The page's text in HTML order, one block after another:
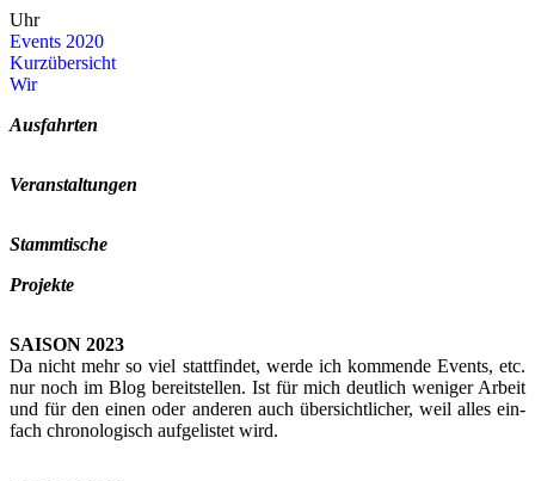
Uhr
Events 2020
Kurz­über­sicht
Wir
Aus­fahr­ten
Ver­an­stal­tun­gen
Stamm­ti­sche
Pro­jek­te
SAI­SON 2023
Da nicht mehr so viel statt­fin­det, werde ich kom­men­de Events, etc.
nur noch im Blog be­reit­stel­len. Ist für mich deut­lich we­ni­ger Ar­beit
und für den einen oder an­de­ren auch über­sicht­li­cher, weil alles ein­
fach chro­no­lo­gisch auf­ge­lis­tet wird.